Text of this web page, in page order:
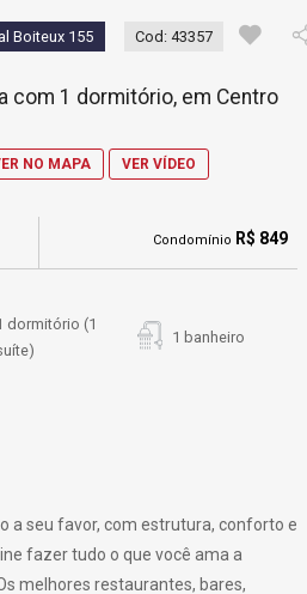
Boiteux 155 Cod: 43357
com 1 dormitório, em Centro
NO MAPA VER VÍDEO
Condomínio R$ 849
dormitório (1
1 banheiro
a seu favor, com estrutura, conforto e
fazer tudo o que você ama a
melhores restaurantes, bares,